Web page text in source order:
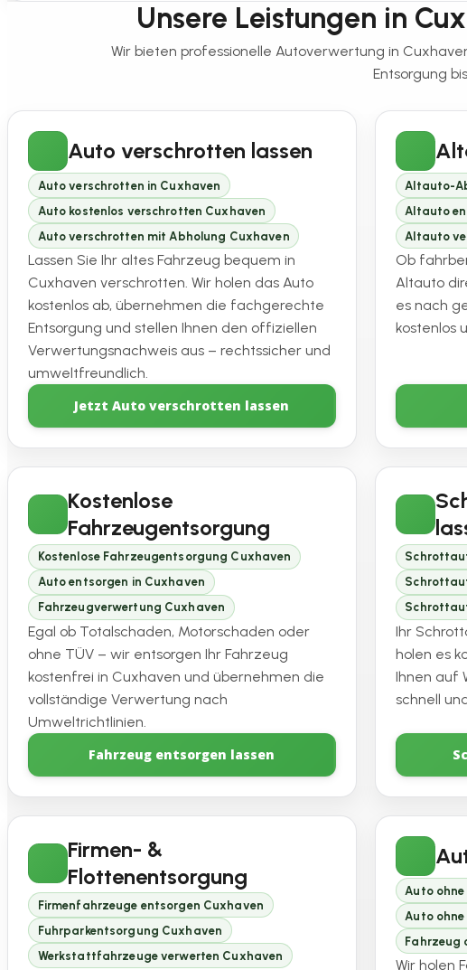
Unsere Leistungen in
Wir bieten professionelle Autoverwertung in
Entsorgung
Auto verschrotten lassen
Auto verschrotten in Cuxhaven
Auto kostenlos verschrotten Cuxhaven
Auto verschrotten mit Abholung Cuxhaven
Lassen Sie Ihr altes Fahrzeug bequem in
Cuxhaven verschrotten. Wir holen das Auto
kostenlos ab, übernehmen die fachgerechte
Entsorgung und stellen Ihnen den offiziellen
Verwertungsnachweis aus – rechtssicher und
umweltfreundlich.
Jetzt Auto verschrotten lassen
Altauto-
Altauto
Altauto
Ob
Altauto
es nach
kostenlos
Kostenlose
Fahrzeugentsorgung
Kostenlose Fahrzeugentsorgung Cuxhaven
Auto entsorgen in Cuxhaven
Fahrzeugverwertung Cuxhaven
Egal ob Totalschaden, Motorschaden oder
ohne TÜV – wir entsorgen Ihr Fahrzeug
kostenfrei in Cuxhaven und übernehmen die
vollständige Verwertung nach
Umweltrichtlinien.
Fahrzeug entsorgen lassen
Ihr
holen es
Ihnen auf
schnell
Firmen- &
Flottenentsorgung
Firmenfahrzeuge entsorgen Cuxhaven
Fuhrparkentsorgung Cuxhaven
Werkstattfahrzeuge verwerten Cuxhaven
Auto
Auto
Fahrzeug
Wir holen